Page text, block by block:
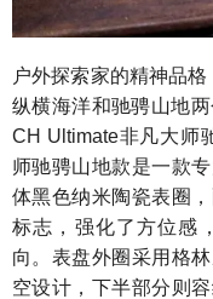
户外探索家的精神品
纵横海洋和驰骋山地
CH Ultimate非凡大师
师驰骋山地款是一款
体黑色纳米陶瓷表圈
标志，强化了方位感
向。表盘外圈采用格
空设计，下半部分则